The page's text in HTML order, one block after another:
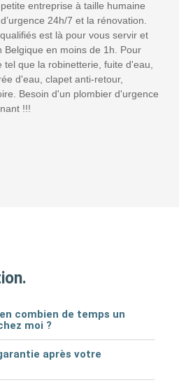
entreprise à taille humaine
24h/7 et la rénovation.
est là pour vous servir et
Belgique en moins de 1h. Pour
que la robinetterie, fuite d'eau,
d'eau, clapet anti-retour,
Besoin d'un plombier d'urgence
!!!
combien de temps un
moi ?
après votre